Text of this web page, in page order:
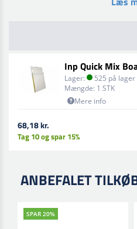
det brugte ark af og
Mix spartelpalette får du et
værktøj, der gør
mere effektiv.Inp Quick Mix
Lager: 525 på lager
Mængde: 1 STK
Mere info
68,18 kr.
Tag 10 og spar 15%
ANBEFALET
SPAR 20%